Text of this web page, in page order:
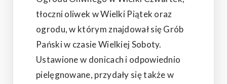
tłoczni oliwek w Wielki Piątek oraz
ogrodu, w którym znajdował się Grób
Pański w czasie Wielkiej Soboty.
Ustawione w donicach i odpowiednio
pielęgnowane, przydały się także w